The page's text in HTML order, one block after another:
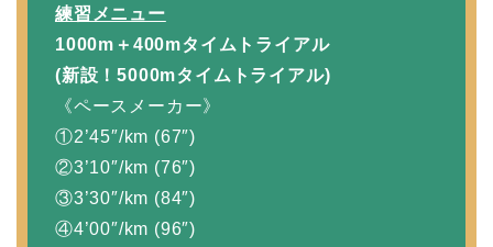
練習メニュー
1000m＋400mタイムトライ アル
(新設！5000mタイムトライアル)
《ペースメーカー》
①2’45″/km (67″)
②3’10″/km (76″)
③3’30″/km (84″)
④4’00″/km (96″)